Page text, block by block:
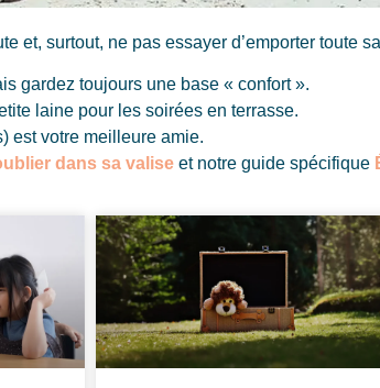
et, surtout, ne pas essayer d’emporter toute
gardez toujours une base « confort ».
laine pour les soirées en terrasse.
est votre meilleure amie.
dans sa valise et notre guide spécifique